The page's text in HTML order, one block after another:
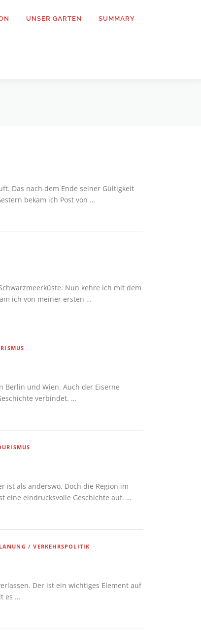
UNSER GARTEN SUMMARY
Das nach dem Ende seiner Gültigkeit
bekam ich Post von …
Nun kehre ich mit dem
ich von meiner ersten …
Berlin und Wien. Auch der Eiserne
verbindet. …
ist als anderswo. Doch die Region im
eine eindrucksvolle Geschichte auf. …
/VERKEHRSPOLITIK
Der ist ein wichtiges Element auf
es …